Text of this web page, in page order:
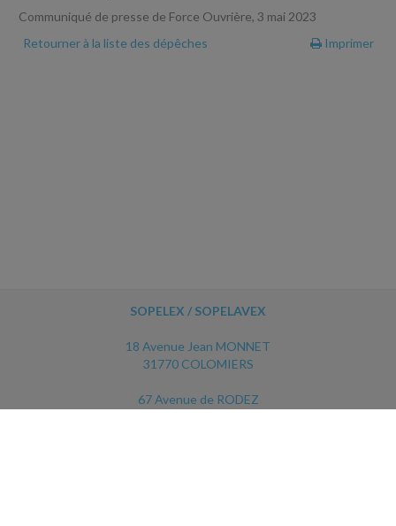
Communiqué de presse de Force Ouvrière, 3 mai 2023
Retourner à la liste des dépêches
Imprimer
SOPELEX / SOPELAVEX
18 Avenue Jean MONNET
31770 COLOMIERS
67 Avenue de RODEZ